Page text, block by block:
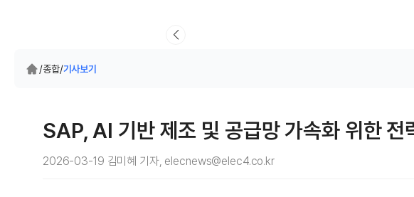
/종합/기사보기
SAP, AI 기반 제조 및 공급망 가속화 위한 전
2026-03-19 김미혜 기자, elecnews@elec4.co.kr